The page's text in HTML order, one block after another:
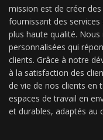
mission est de créer
fournissant des
plus haute qualité.
personnalisées qui
clients. Grâce à notre
à la satisfaction des
de vie de nos clients en
espaces de travail en
et durables, adaptés au